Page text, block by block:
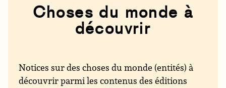
Choses du monde à
découvrir
Notices sur des choses du monde (entités) à
découvrir parmi les contenus des éditions